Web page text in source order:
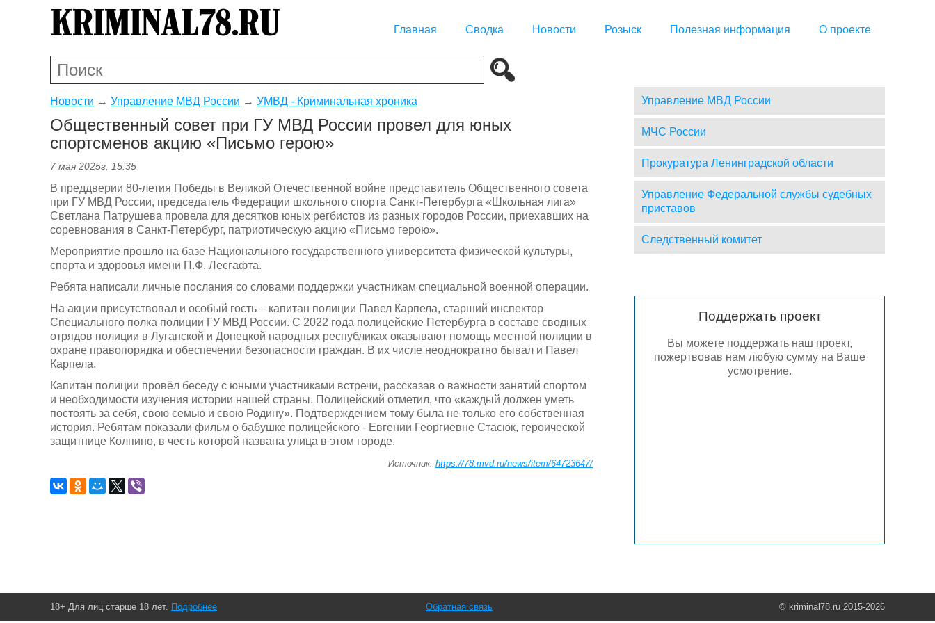
Главная Сводка Новости Розыск Полезная информация О проекте
Новости → Управление МВД России → УМВД - Криминальная хроника
Общественный совет при ГУ МВД России провел для юных
спортсменов акцию «Письмо герою»
7 мая 2025г. 15:35
В преддверии 80-летия Победы в Великой Отечественной войне представитель Общественного совета
при ГУ МВД России, председатель Федерации школьного спорта Санкт-Петербурга «Школьная лига»
Светлана Патрушева провела для десятков юных регбистов из разных городов России, приехавших на
соревнования в Санкт-Петербург, патриотическую акцию «Письмо герою».
Мероприятие прошло на базе Национального государственного университета физической культуры,
спорта и здоровья имени П.Ф. Лесгафта.
Ребята написали личные послания со словами поддержки участникам специальной военной операции.
На акции присутствовал и особый гость – капитан полиции Павел Карпела, старший инспектор
Специального полка полиции ГУ МВД России. С 2022 года полицейские Петербурга в составе сводных
отрядов полиции в Луганской и Донецкой народных республиках оказывают помощь местной полиции в
охране правопорядка и обеспечении безопасности граждан. В их числе неоднократно бывал и Павел
Карпела.
Капитан полиции провёл беседу с юными участниками встречи, рассказав о важности занятий спортом
и необходимости изучения истории нашей страны. Полицейский отметил, что «каждый должен уметь
постоять за себя, свою семью и свою Родину». Подтверждением тому была не только его собственная
история. Ребятам показали фильм о бабушке полицейского - Евгении Георгиевне Стасюк, героической
защитнице Колпино, в честь которой названа улица в этом городе.
Источник: https://78.mvd.ru/news/item/64723647/
Управление МВД России
МЧС России
Прокуратура Ленинградской области
Управление Федеральной службы судебных
приставов
Следственный комитет
Поддержать проект
Вы можете поддержать наш проект,
пожертвовав нам любую сумму на Ваше
усмотрение.
18+ Для лиц старше 18 лет. Подробнее © kriminal78.ru 2015-2026
Обратная связь